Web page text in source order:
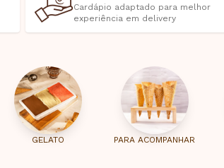
Cardápio adaptado para melhor
experiência em delivery
GELATO PARA ACOMPANHAR